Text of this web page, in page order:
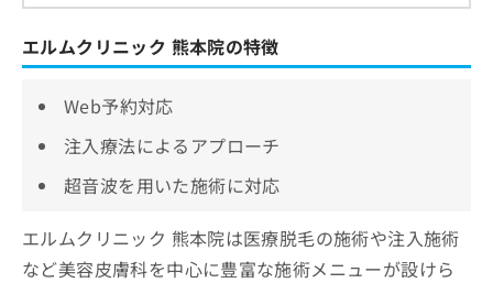
エルムクリニック 熊本院の特徴
Web予約対応
注入療法によるアプローチ
超音波を用いた施術に対応
エルムクリニック 熊本院は医療脱毛の施術や注入施術
など美容皮膚科を中心に豊富な施術メニューが設けら